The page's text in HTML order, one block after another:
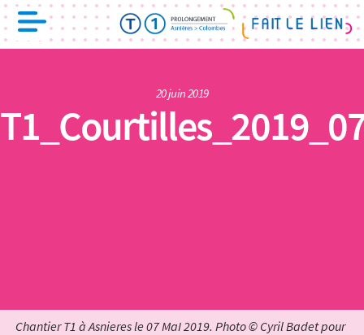
20 juin 2019
Chantier T1 à Asnieres le 07 MaI 2019. Photo © Cyril Badet pour